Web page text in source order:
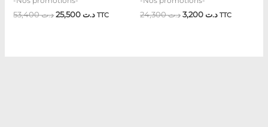
د.ت53,400 د.ت25,500 TTC د.ت24,300 د.ت TTC